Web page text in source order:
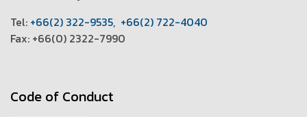
Tel: +66(2) 322-9535, +66(2) 722-4040
Fax: +66(0) 2322-7990
Code of Conduct